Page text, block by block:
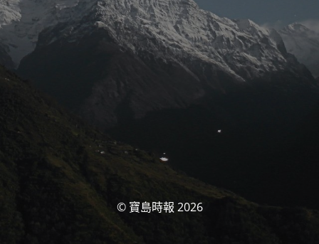
© 寶島時報 2026